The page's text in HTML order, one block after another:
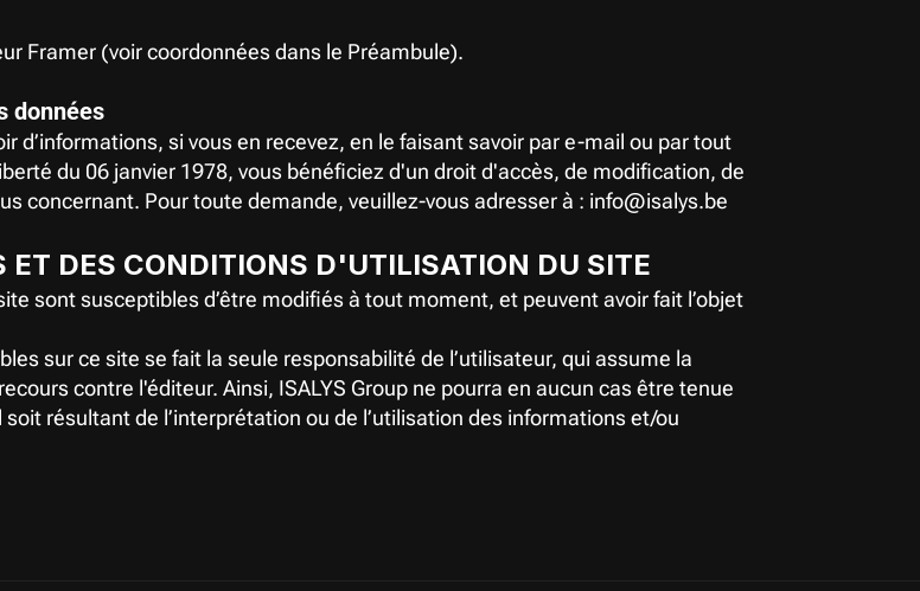
Framer (voir coordonnées dans le Préambule).
données
d’informations, si vous en recevez, en le faisant savoir par e-mail ou par tout
du 06 janvier 1978, vous bénéficiez d'un droit d'accès, de modification, de
concernant. Pour toute demande, veuillez-vous adresser à : info@isalys.be
DES CONDITIONS D'UTILISATION DU SITE
sont susceptibles d’être modifiés à tout moment, et peuvent avoir fait l’objet
sur ce site se fait la seule responsabilité de l’utilisateur, qui assume la
contre l'éditeur. Ainsi, ISALYS Group ne pourra en aucun cas être tenue
résultant de l’interprétation ou de l’utilisation des informations et/ou